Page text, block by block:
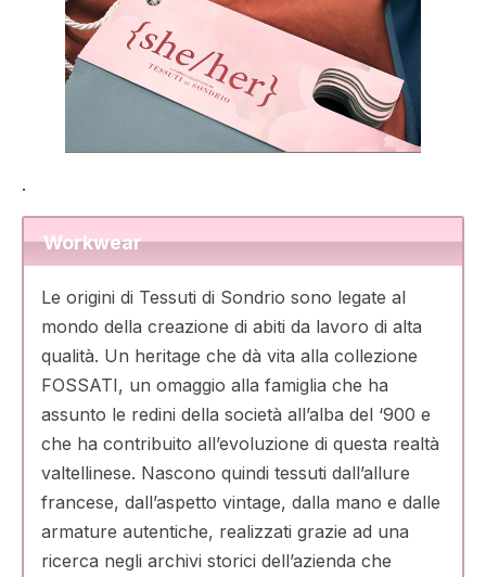
.
Workwear
Le origini di Tessuti di Sondrio sono legate al
mondo della creazione di abiti da lavoro di alta
qualità. Un heritage che dà vita alla collezione
FOSSATI, un omaggio alla famiglia che ha
assunto le redini della società all’alba del ‘900 e
che ha contribuito all’evoluzione di questa realtà
valtellinese. Nascono quindi tessuti dall’allure
francese, dall’aspetto vintage, dalla mano e dalle
armature autentiche, realizzati grazie ad una
ricerca negli archivi storici dell’azienda che